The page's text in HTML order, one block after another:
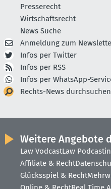
Presserecht
Wirtschaftsrecht
News Suche
Anmeldung zum
Infos per Twitter
Infos per RSS
Infos per WhatsApp-
Rechts-News durchsuchen
Weitere Angebote
Law VodcastLaw
Affiliate & Recht
Glücksspiel & Recht